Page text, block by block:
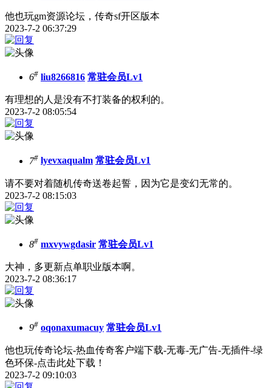
他也玩gm资源论坛，传奇sf开区版本
2023-7-2 06:37:29
6# liu8266816 常驻会员Lv1
有理想的人是没有不打装备的权利的。
2023-7-2 08:05:54
7# lyevxaqualm 常驻会员Lv1
请不要对着随机传奇送卷起誓，因为它是变幻无常的。
2023-7-2 08:15:03
8# mxvywgdasir 常驻会员Lv1
大神，多更新点单职业版本啊。
2023-7-2 08:36:17
9# oqonaxumacuy 常驻会员Lv1
他也玩传奇论坛-热血传奇客户端下载-无毒-无广告-无插件-绿
色环保-点击此处下载！
2023-7-2 09:10:03